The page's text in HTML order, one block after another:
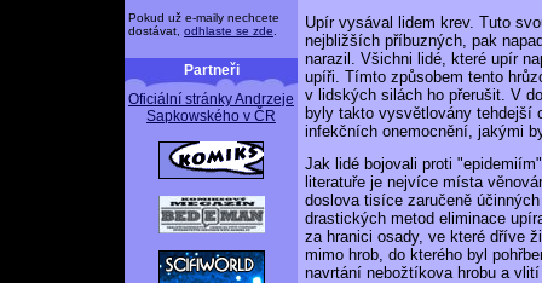
Pokud už e-maily nechcete
dostávat, odhlaste se zde
Partneři
Oficiální stránky Andrzeje
Sapkowského v ČR
Upír vysával lidem krev. Tuto
nejbližších příbuzných, pak
narazil. Všichni lidé, které upír
upíři. Tímto způsobem tento
v lidských silách ho přerušit. V
byly takto vysvětlovány tehdejší
infekčních onemocnění, jakými
Jak lidé bojovali proti
literatuře je nejvíce místa
doslova tisíce zaručeně
drastických metod eliminace
za hranici osady, ve které dříve
mimo hrob, do kterého byl
navrtání nebožtíkova hrobu a